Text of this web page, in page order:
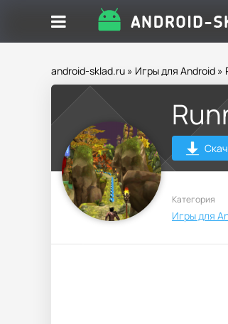
android-sklad.ru » Игры для Android »
Категория
Игры для